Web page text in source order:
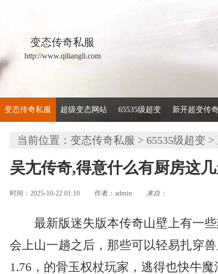
变态传奇私服
http://www.qiliangli.com
变态传奇私服 超级变态网站 65535级超变 新开超变传
当前位置： 变态传奇私服 > 65535级超变 >
吴尢传奇,得意什么有厨房这
时间：2025-10-22 01:10 作者： admin 来自：
最新版迷失版本传奇山壁上有一
会上山一趟之后，那些可以轻易扎穿
1.76，的骨玉权杖玩家，逃得也快牛